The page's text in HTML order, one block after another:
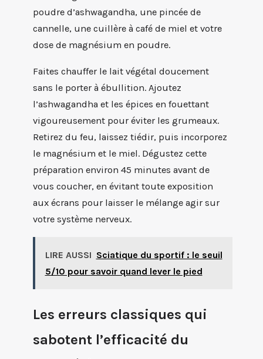
poudre d’ashwagandha, une pincée de
cannelle, une cuillère à café de miel et votre
dose de magnésium en poudre.
Faites chauffer le lait végétal doucement
sans le porter à ébullition. Ajoutez
l’ashwagandha et les épices en fouettant
vigoureusement pour éviter les grumeaux.
Retirez du feu, laissez tiédir, puis incorporez
le magnésium et le miel. Dégustez cette
préparation environ 45 minutes avant de
vous coucher, en évitant toute exposition
aux écrans pour laisser le mélange agir sur
votre système nerveux.
LIRE AUSSI Sciatique du sportif : le seuil
5/10 pour savoir quand lever le pied
Les erreurs classiques qui
sabotent l’efficacité du